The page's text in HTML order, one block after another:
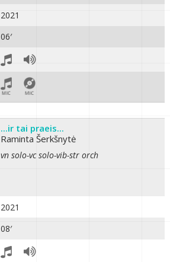
2021
06′
...ir tai praeis...
Raminta Šerkšnytė
vn solo-vc solo-vib-str orch
2021
08′